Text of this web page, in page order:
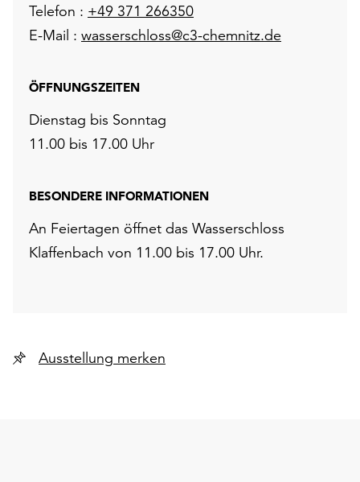
Telefon : +49 371 266350
E-Mail : wasserschloss@c3-chemnitz.de
ÖFFNUNGSZEITEN
Dienstag bis Sonntag
11.00 bis 17.00 Uhr
BESONDERE INFORMATIONEN
An Feiertagen öffnet das Wasserschloss
Klaffenbach von 11.00 bis 17.00 Uhr.
Ausstellung merken